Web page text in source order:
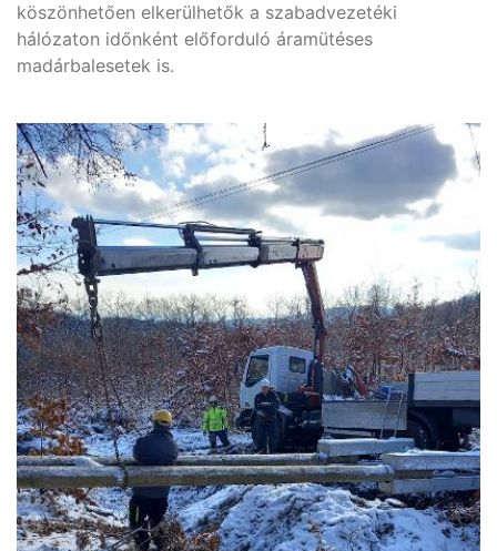
köszönhetően elkerülhetők a szabadvezetéki
hálózaton időnként előforduló áramütéses
madárbalesetek is.